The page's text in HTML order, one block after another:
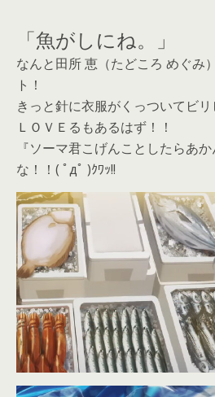
「魚がしにね。」
なんと田所 恵（たどころ めぐみ
ト！
きっと針に衣服がくっついてビ
ＬＯＶＥるもあるはず！！
『ソーマ君こげんことしたらあ
な！！( ﾟдﾟ )ｸﾜｯ!!